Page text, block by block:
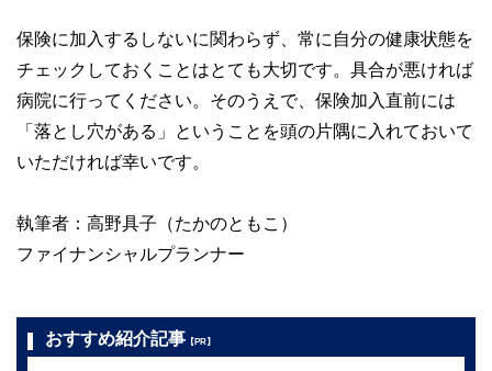
保険に加入するしないに関わらず、常に自分の健康状態を
チェックしておくことはとても大切です。具合が悪ければ
病院に行ってください。そのうえで、保険加入直前には
「落とし穴がある」ということを頭の片隅に入れておいて
いただければ幸いです。
執筆者：高野具子（たかのともこ）
ファイナンシャルプランナー
おすすめ紹介記事 【PR】